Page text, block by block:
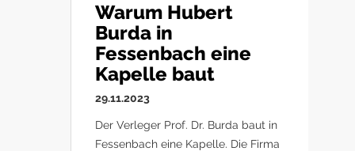
Warum Hubert
Burda in
Fessenbach eine
Kapelle baut
29.11.2023
Der Verleger Prof. Dr. Burda baut in
Fessenbach eine Kapelle. Die Firma